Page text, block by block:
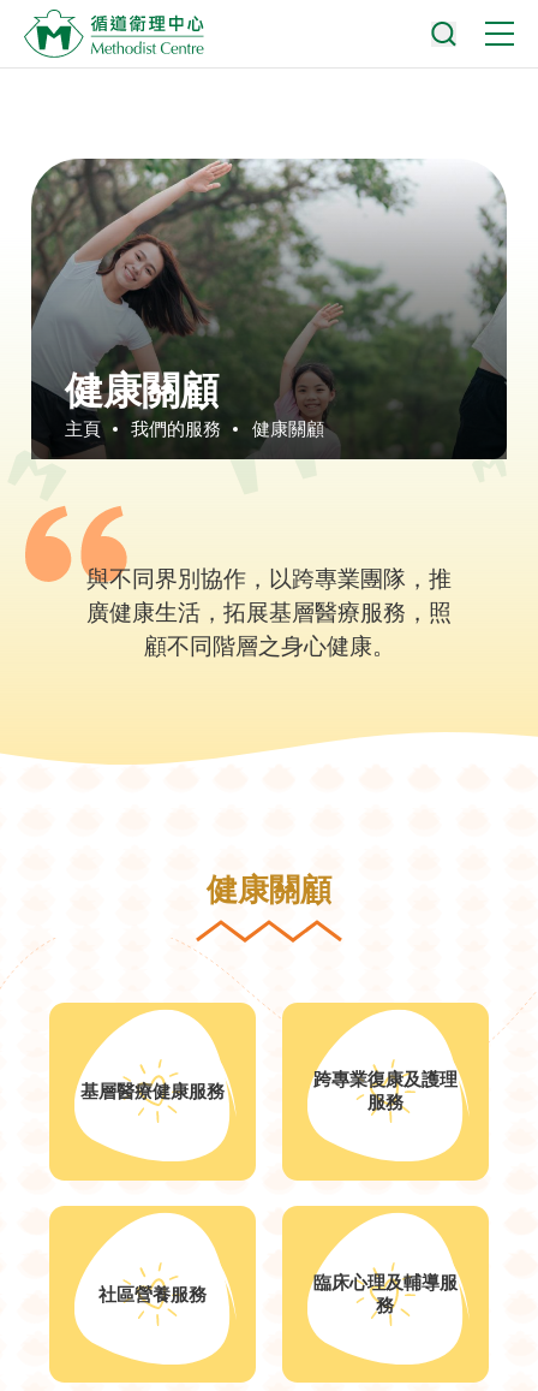
健康關顧
主頁 我們的服務 健康關顧
與不同界別協作，以跨專業團隊，推
廣健康生活，拓展基層醫療服務，照
顧不同階層之身心健康。
健康關顧
基層醫療健康服務
跨專業復康及護理
服務
社區營養服務
臨床心理及輔導服
務